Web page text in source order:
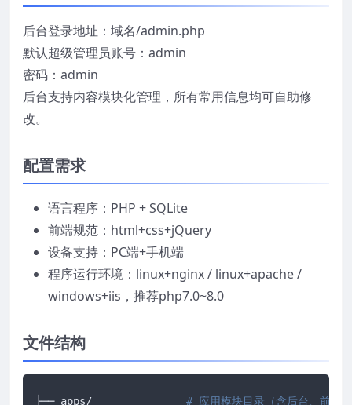
后台登录地址：域名/admin.php
默认超级管理员账号：admin
密码：admin
后台支持内容模块化管理，所有常用信息均可自助修
改。
配置需求
语言程序：PHP + SQLite
前端规范：html+css+jQuery
设备支持：PC端+手机端
程序运行环境：linux+nginx / linux+apache /
windows+iis，推荐php7.0~8.0
文件结构
# 应用模块目录（含后台、前台